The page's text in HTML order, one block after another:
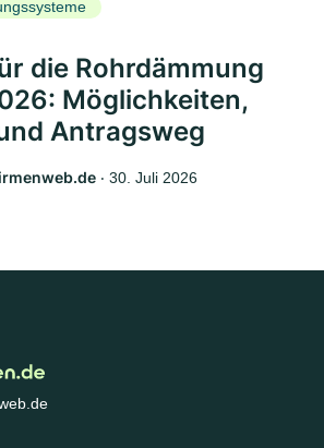
die Rohrdämmung
Möglichkeiten,
Antragsweg
‧ 30. Juli 2026